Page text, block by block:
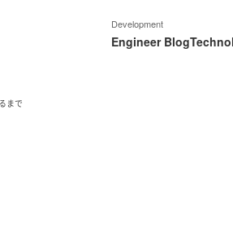
Development
Engineer Blog
まで